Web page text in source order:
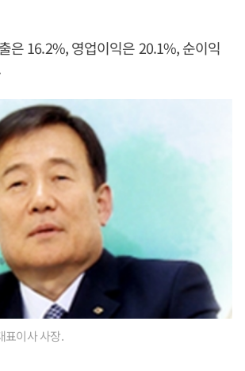
은 16.2%, 영업이익은 20.1%, 순이익
이사 사장.